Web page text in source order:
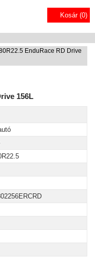
Kosár (0)
EnduRace RD Drive
156L